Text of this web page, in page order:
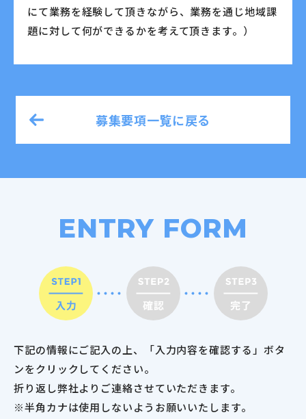
にて業務を経験して頂きながら、業務を通じ地域課
題に対して何ができるかを考えて頂きます。）
募集要項一覧に戻る
ENTRY FORM
下記の情報にご記入の上、「入力内容を確認する」ボタ
ンをクリックしてください。
折り返し弊社よりご連絡させていただきます。
※半角カナは使用しないようお願いいたします。